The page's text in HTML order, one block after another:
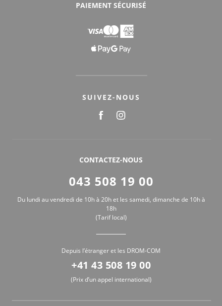
PAIEMENT SÉCURISÉ
SUIVEZ-NOUS
CONTACTEZ-NOUS
043 508 19 00
Du lundi au vendredi de 10h à 20h et les samedi, dimanche de 10h à
18h
(Tarif local)
Depuis l’étranger et les DROM-COM
+41 43 508 19 00
(Prix d’un appel international)